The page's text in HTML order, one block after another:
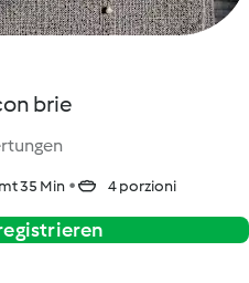
brie
35 Min 4 porzioni